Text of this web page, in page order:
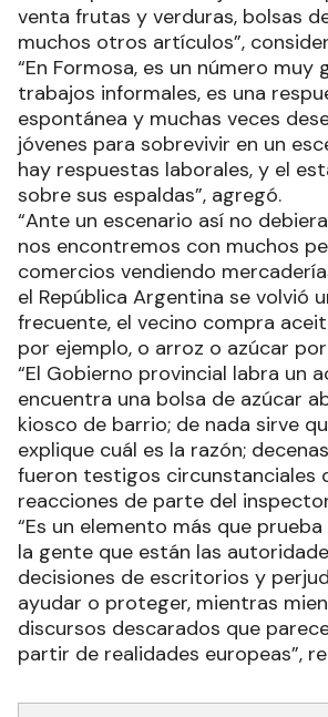
venta frutas y verduras, bolsas
muchos otros artículos”,
“En Formosa, es un número muy
trabajos informales, es una
espontánea y muchas veces
jóvenes para sobrevivir en un
hay respuestas laborales, y el
sobre sus espaldas”, agregó.
“Ante un escenario así no
nos encontremos con muchos
comercios vendiendo
el República Argentina se volvió
frecuente, el vecino compra
por ejemplo, o arroz o azúcar
“El Gobierno provincial labra un
encuentra una bolsa de azúcar
kiosco de barrio; de nada sirve
explique cuál es la razón;
fueron testigos circunstanciales
reacciones de parte del
“Es un elemento más que
la gente que están las
decisiones de escritorios y
ayudar o proteger, mientras
discursos descarados que
partir de realidades europeas”,